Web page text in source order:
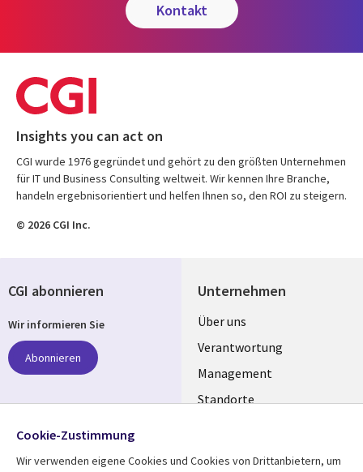
kontakt
Insights you can act on
CGI wurde 1976 gegründet und gehört zu den größten Unternehmen
für IT und Business Consulting weltweit. Wir kennen Ihre Branche,
handeln ergebnisorientiert und helfen Ihnen so, den ROI zu steigern.
© 2026 CGI Inc.
Unternehmen
Useful
links
GERMANY
Über uns
Verantwortung
Management
Standorte
CGI abonnieren
Wir informieren Sie
Abonnieren
Folgen Sie uns
Social
Cookie-Zustimmung
Wir verwenden eigene Cookies und Cookies von Drittanbietern, um